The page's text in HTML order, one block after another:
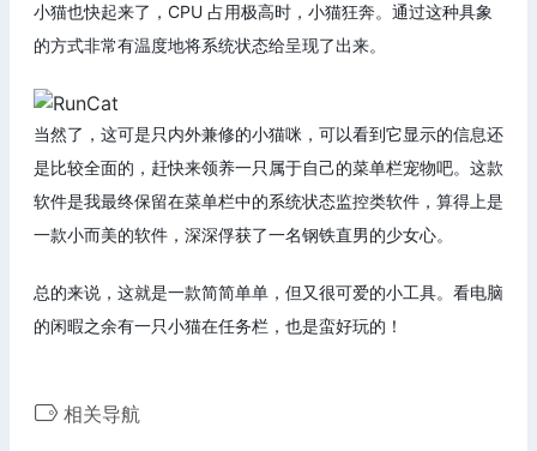
小猫也快起来了，CPU 占用极高时，小猫狂奔。通过这种具象
的方式非常有温度地将系统状态给呈现了出来。
当然了，这可是只内外兼修的小猫咪，可以看到它显示的信息还
是比较全面的，赶快来领养一只属于自己的菜单栏宠物吧。这款
软件是我最终保留在菜单栏中的系统状态监控类软件，算得上是
一款小而美的软件，深深俘获了一名钢铁直男的少女心。
总的来说，这就是一款简简单单，但又很可爱的小工具。看电脑
的闲暇之余有一只小猫在任务栏，也是蛮好玩的！
相关导航